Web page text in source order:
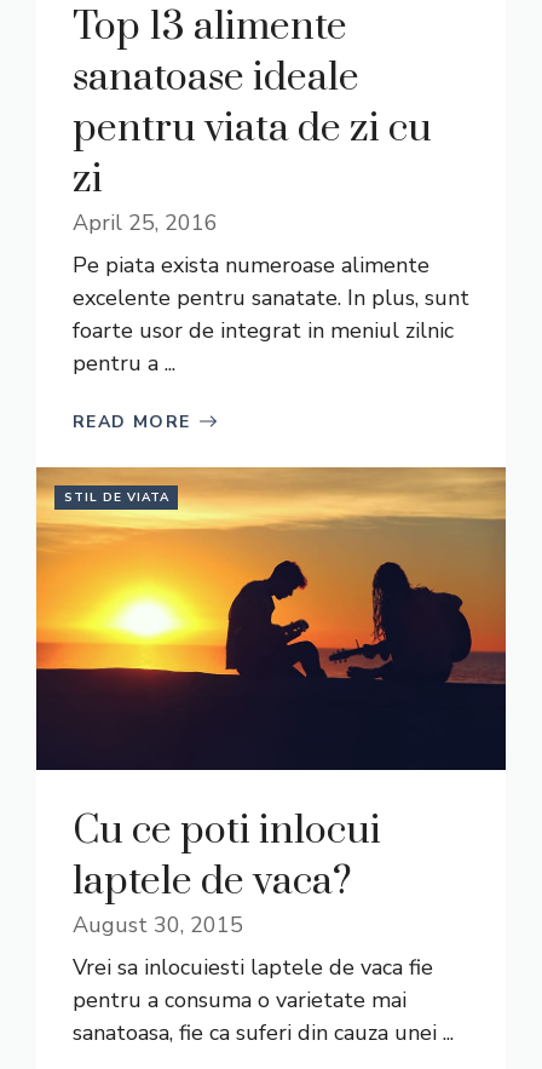
Top 13 alimente
sanatoase ideale
pentru viata de zi cu
zi
April 25, 2016
Pe piata exista numeroase alimente
excelente pentru sanatate. In plus, sunt
foarte usor de integrat in meniul zilnic
pentru a ...
READ MORE
STIL DE VIATA
Cu ce poti inlocui
laptele de vaca?
August 30, 2015
Vrei sa inlocuiesti laptele de vaca fie
pentru a consuma o varietate mai
sanatoasa, fie ca suferi din cauza unei ...